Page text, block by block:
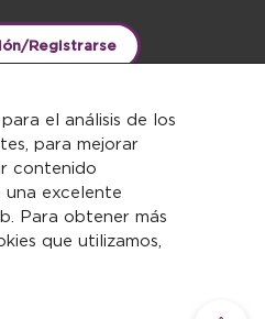
Registrarse
©2026
el análisis de los
para mejorar
contenido
excelente
Para obtener más
que utilizamos,